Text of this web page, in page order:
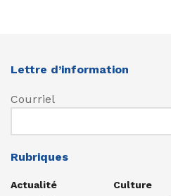
Lettre d’information
Courriel
Rubriques
Actualité
Culture